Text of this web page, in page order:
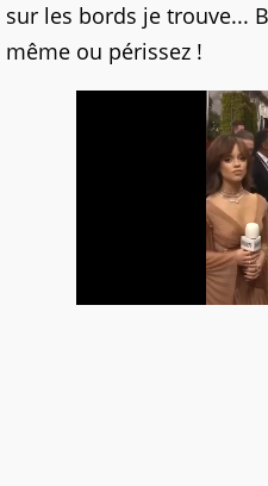
sur les bords je trouve...
même ou périssez !